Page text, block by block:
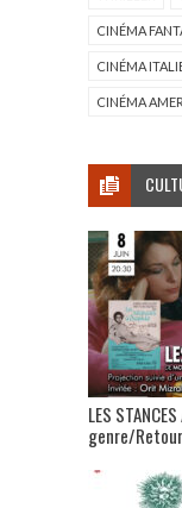
CINÉMA
CINÉMA
CINÉMA
LES
genre/